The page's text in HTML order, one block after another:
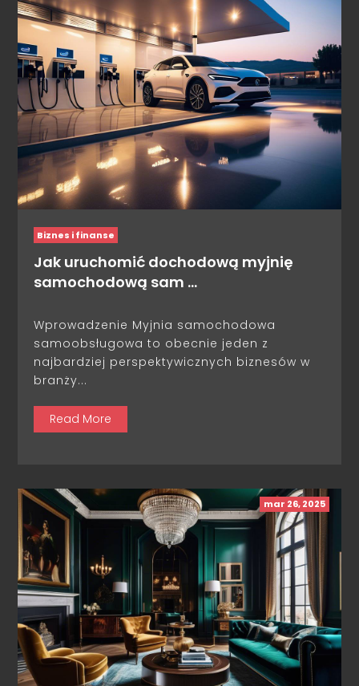
Biznes i finanse
Jak uruchomić dochodową myjnię
samochodową sam …
Wprowadzenie Myjnia samochodowa
samoobsługowa to obecnie jeden z
najbardziej perspektywicznych biznesów w
branży...
Read More
mar 26, 2025